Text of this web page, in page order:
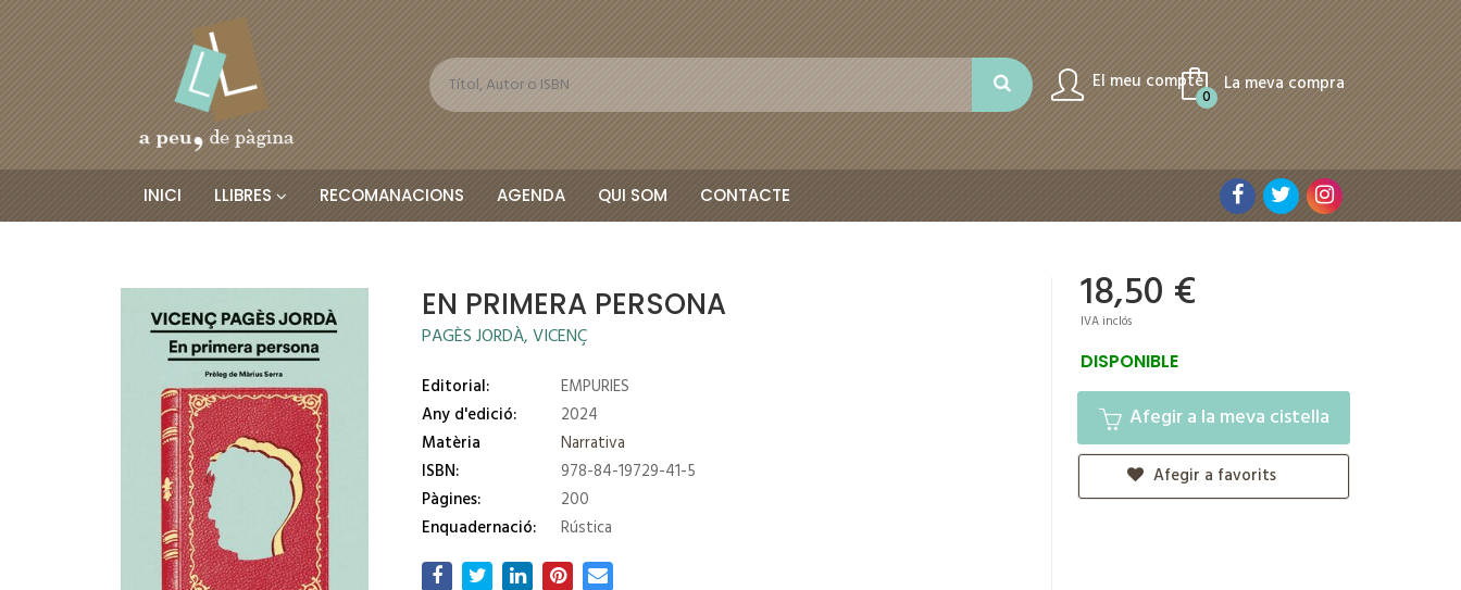
El meu compte La meva compra
0
INICI LLIBRES RECOMANACIONS AGENDA QUI SOM CONTACTE
EN PRIMERA PERSONA
PAGÈS JORDÀ, VICENÇ
Editorial:
EMPURIES
Any d'edició:
2024
Matèria
Narrativa
ISBN:
978-84-19729-41-5
Pàgines:
200
Enquadernació:
Rústica
18,50 €
IVA inclós
DISPONIBLE
Afegir a la meva cistella
Afegir a favorits